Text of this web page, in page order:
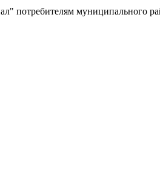
потребителям муниципального